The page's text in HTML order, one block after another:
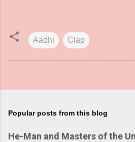
Aadhi Clap
Popular posts from this blog
He-Man and Masters of the